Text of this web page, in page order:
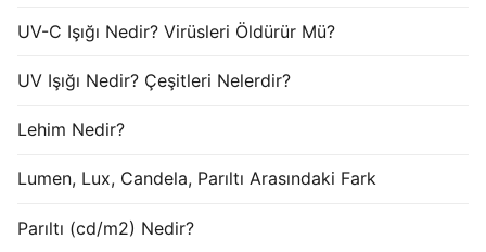
UV-C Işığı Nedir? Virüsleri Öldürür Mü?
UV Işığı Nedir? Çeşitleri Nelerdir?
Lehim Nedir?
Lumen, Lux, Candela, Parıltı Arasındaki Fark
Parıltı (cd/m2) Nedir?